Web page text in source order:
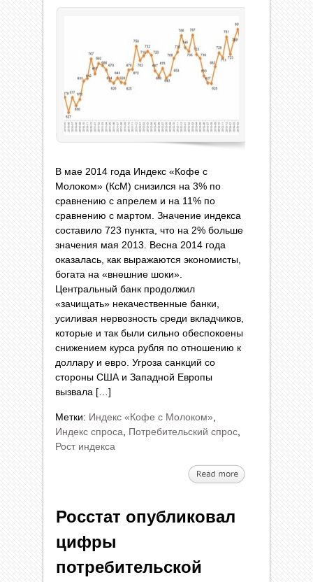
В мае 2014 года Индекс «Кофе с
Молоком» (КсМ) снизился на 3% по
сравнению с апрелем и на 11% по
сравнению с мартом. Значение индекса
составило 723 пункта, что на 2% больше
значения мая 2013. Весна 2014 года
оказалась, как выражаются экономисты,
богата на «внешние шоки».
Центральный банк продолжил
«зачищать» некачественные банки,
усиливая нервозность среди вкладчиков,
которые и так были сильно обеспокоены
снижением курса рубля по отношению к
доллару и евро. Угроза санкций со
стороны США и Западной Европы
вызвала […]
Метки: Индекс «Кофе с Молоком»
Индекс спроса
Потребительский спрос
Рост индекса
Росстат опубликовал
цифры
потребительской